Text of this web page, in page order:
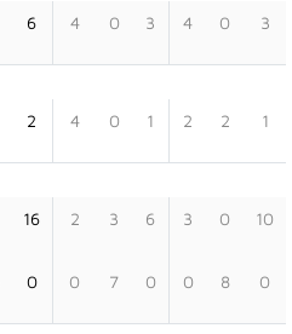
6 4 0 3 4 0 3
2 4 0 1 2 2 1
16 2 3 6 3 0 10
0 0 7 0 0 8 0